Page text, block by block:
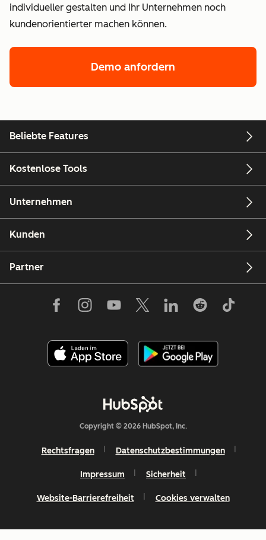
individueller gestalten und Ihr Unternehmen noch
kundenorientierter machen können.
Demo anfordern
Beliebte Features
Kostenlose Tools
Unternehmen
Kunden
Partner
Copyright © 2026 HubSpot, Inc.
Rechtsfragen Datenschutzbestimmungen
Impressum Sicherheit
Website-Barrierefreiheit Cookies verwalten